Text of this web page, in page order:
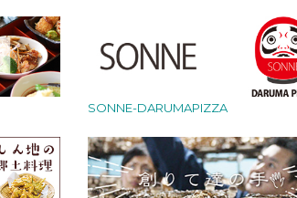
SONNE-DARUMAPIZZA